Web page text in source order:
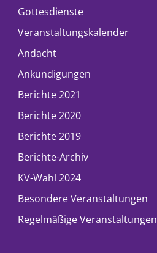
Gottesdienste
Veranstaltungskalender
Andacht
Ankündigungen
Berichte 2021
Berichte 2020
Berichte 2019
Berichte-Archiv
KV-Wahl 2024
Besondere Veranstaltungen
Regelmäßige Veranstaltungen